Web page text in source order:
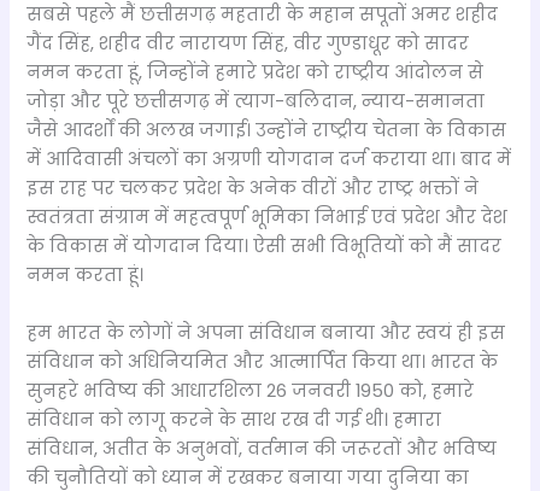
सबसे पहले मैं छत्तीसगढ़ महतारी के महान सपूतों अमर शहीद
गैंद सिंह, शहीद वीर नारायण सिंह, वीर गुण्डाधूर को सादर
नमन करता हूं, जिन्होंने हमारे प्रदेश को राष्ट्रीय आंदोलन से
जोड़ा और पूरे छत्तीसगढ़ में त्याग-बलिदान, न्याय-समानता
जैसे आदर्शों की अलख जगाई। उन्होंने राष्ट्रीय चेतना के विकास
में आदिवासी अंचलों का अग्रणी योगदान दर्ज कराया था। बाद में
इस राह पर चलकर प्रदेश के अनेक वीरों और राष्ट्र भक्तों ने
स्वतंत्रता संग्राम में महत्वपूर्ण भूमिका निभाई एवं प्रदेश और देश
के विकास में योगदान दिया। ऐसी सभी विभूतियों को मैं सादर
नमन करता हूं।
हम भारत के लोगों ने अपना संविधान बनाया और स्वयं ही इस
संविधान को अधिनियमित और आत्मार्पित किया था। भारत के
सुनहरे भविष्य की आधारशिला 26 जनवरी 1950 को, हमारे
संविधान को लागू करने के साथ रख दी गई थी। हमारा
संविधान, अतीत के अनुभवों, वर्तमान की जरूरतों और भविष्य
की चुनौतियों को ध्यान में रखकर बनाया गया दुनिया का